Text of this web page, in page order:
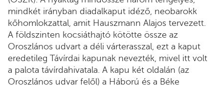
mindkét irányban diadalkaput idéző, neobarokk
kőhomlokzattal, amit Hauszmann Alajos tervezett.
A földszinten kocsiáthajtó kötötte össze az
Oroszlános udvart a déli várterasszal, ezt a kaput
eredetileg Távírdai kapunak nevezték, mivel itt volt
a palota távírdahivatala. A kapu két oldalán (az
Oroszlános udvar felől) a Háború és a Béke